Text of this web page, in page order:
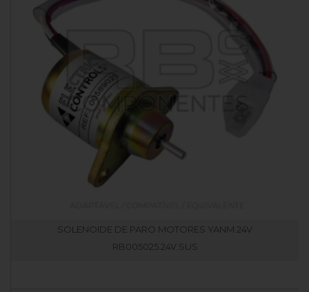
SOLENOIDE DE PARO MOTORES YANM 24V
RB005025.24V.SUS